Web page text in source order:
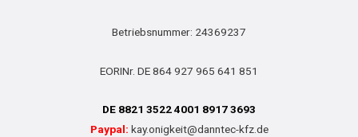
Betriebsnummer: 24369237
EORINr. DE 864 927 965 641 851
DE 8821 3522 4001 8917 3693
Paypal: kay.onigkeit@danntec-kfz.de